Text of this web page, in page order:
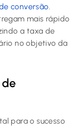
conversão.
mais rápido
a taxa de
no objetivo da
para o sucesso